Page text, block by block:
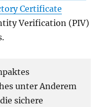
Certificate
Verification (PIV)
unter Anderem
sichere